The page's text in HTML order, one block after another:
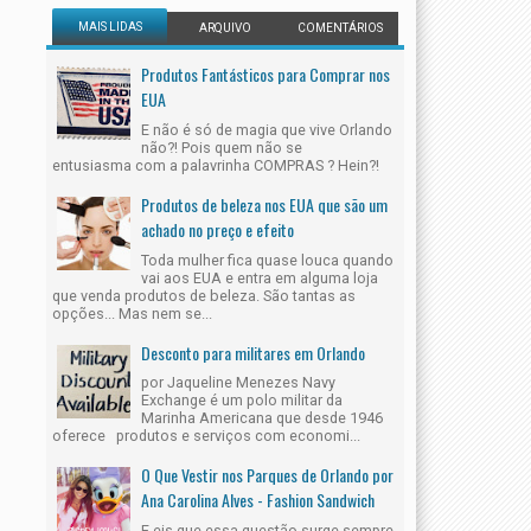
MAIS LIDAS ARQUIVO COMENTÁRIOS
Produtos Fantásticos para Comprar nos
EUA
E não é só de magia que vive Orlando
não?! Pois quem não se
entusiasma com a palavrinha COMPRAS ? Hein?!
Produtos de beleza nos EUA que são um
achado no preço e efeito
Toda mulher fica quase louca quando
vai aos EUA e entra em alguma loja
que venda produtos de beleza. São tantas as
opções... Mas nem se...
Desconto para militares em Orlando
por Jaqueline Menezes Navy
Exchange é um polo militar da
Marinha Americana que desde 1946
oferece produtos e serviços com economi...
O Que Vestir nos Parques de Orlando por
Ana Carolina Alves - Fashion Sandwich